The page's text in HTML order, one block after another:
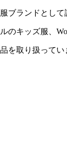
ブランドとして
キッズ服、
を取り扱ってい